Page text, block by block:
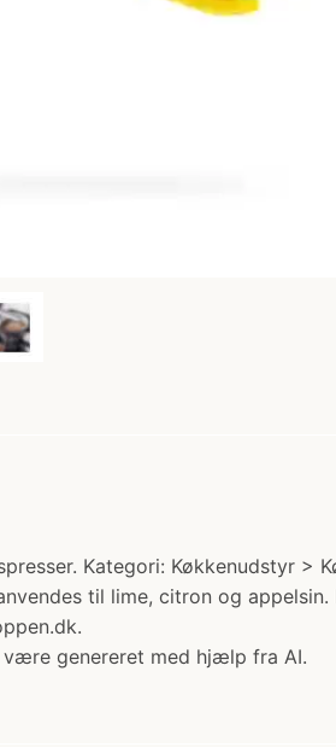
Kategori: Køkkenudstyr >
til lime, citron og
genereret med hjælp fra AI.